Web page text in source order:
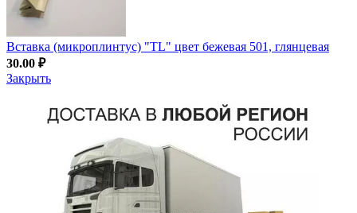
Вставка (микроплинтус) "TL" цвет бежевая 501, глянцевая
30.00 ₽
Закрыть